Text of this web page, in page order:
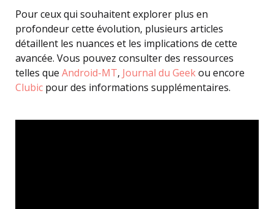
Pour ceux qui souhaitent explorer plus en
profondeur cette évolution, plusieurs articles
détaillent les nuances et les implications de cette
avancée. Vous pouvez consulter des ressources
telles que Android-MT, Journal du Geekou encore
Clubic pour des informations supplémentaires.